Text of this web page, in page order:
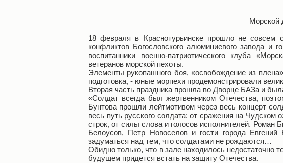
Морской
18 февраля в Краснотурьинске прошло не совсем
конфликтов Богословского алюминиевого завода и
воспитанники военно-патриотического клуба
ветеранов морской пехоты.
Элементы рукопашного боя, «освобождение из
подготовка, - юные морпехи продемонстрировали
Вторая часть праздника прошла во Дворце БАЗа и
«Солдат всегда был жертвенником Отечества,
Бунтова прошли лейтмотивом через весь концерт
весь путь русского солдата: от сражения на
строк, от силы слова и голосов исполнителей.
Белоусов, Петр Новоселов и гости города
задуматься над тем, что солдатами не рождаются…
Обидно только, что в зале находилось недостаточно
будущем придется встать на защиту Отечества.